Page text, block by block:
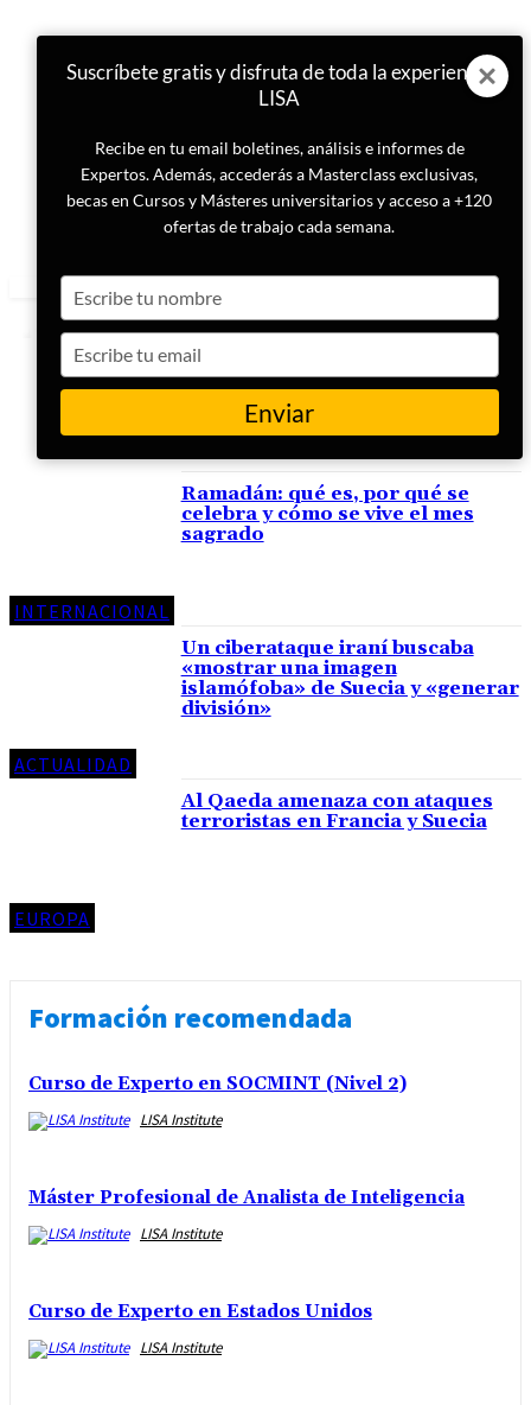
ETIQUETA
Corán
INTERNACIONAL
Ramadán: qué es, por qué se
celebra y cómo se vive el mes
sagrado
ACTUALIDAD
Un ciberataque iraní buscaba
«mostrar una imagen
islamófoba» de Suecia y «generar
división»
EUROPA
Al Qaeda amenaza con ataques
terroristas en Francia y Suecia
Formación recomendada
Curso de Experto en SOCMINT (Nivel 2)
LISA Institute
Máster Profesional de Analista de Inteligencia
LISA Institute
Curso de Experto en Estados Unidos
LISA Institute
Suscríbete gratis y disfruta de toda la experiencia
LISA
Recibe en tu email boletines, análisis e informes de
Expertos. Además, accederás a Masterclass exclusivas,
becas en Cursos y Másteres universitarios y acceso a +120
ofertas de trabajo cada semana.
your
name
your
email
Enviar